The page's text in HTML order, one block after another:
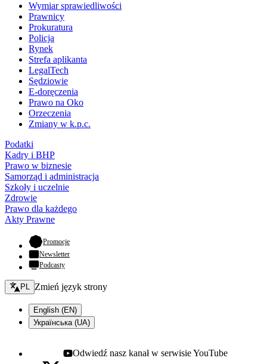
Wymiar sprawiedliwości
Prawnicy
Prokuratura
Policja
Rynek
Strefa aplikanta
LegalTech
Sędziowie
E-doręczenia
Prawo na Oko
Orzeczenia
Zmiany w k.p.c.
Podatki
Kadry i BHP
Prawo w biznesie
Samorząd i administracja
Szkoły i uczelnie
Zdrowie
Prawo dla każdego
Akty Prawne
Promocje- otwiera się w nowej karcie
Newsletter
Podcasty
Zmień język - bieżący:
PL Zmień język strony
English (EN)
Українська (UA)
Youtube - otwiera się w nowej karcie
Odwiedź nasz kanał w serwisie YouTube